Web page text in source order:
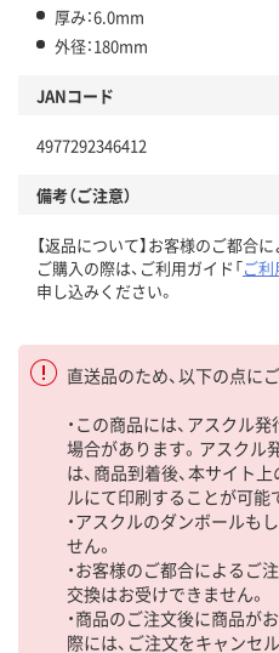
厚み：6.0mm
外径：180mm
JANコード
4977292346412
備考（ご注意）
【返品について】お客様のご都合
ご購入の際は、ご利用ガイド「ご
申し込みください。
直送品のため、以下の点に
・この商品には、アスクル
場合があります。アスクル
は、商品到着後、本サイト
ルにて印刷することが可能
・アスクルのダンボールも
せん。
・お客様のご都合によるご
交換はお受けできません。
・商品のご注文後に商品が
際には、ご注文をキャンセ